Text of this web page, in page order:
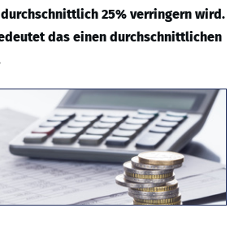
25% verringern wird.
das einen durchschnittlichen